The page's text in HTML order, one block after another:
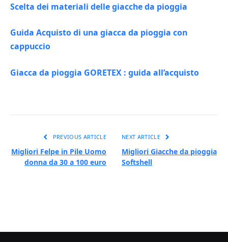
Scelta dei materiali delle giacche da pioggia
Guida Acquisto di una giacca da pioggia con
cappuccio
Giacca da pioggia GORETEX : guida all’acquisto
PREVIOUS ARTICLE
Migliori Felpe in Pile Uomo
donna da 30 a 100 euro
NEXT ARTICLE
Migliori Giacche da pioggia
Softshell